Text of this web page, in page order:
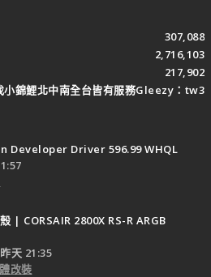
307,088
2,716,103
217,902
小錦鯉北中南全台皆有服務Gleezy：tw3
Developer Driver 596.99 WHQL
| CORSAIR 2800X RS-R ARGB
昨天 21:35
改裝